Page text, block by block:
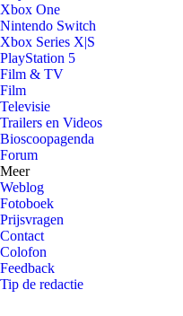
Xbox One
Nintendo Switch
Xbox Series X|S
PlayStation 5
Film & TV
Film
Televisie
Trailers en Videos
Bioscoopagenda
Forum
Meer
Weblog
Fotoboek
Prijsvragen
Contact
Colofon
Feedback
Tip de redactie